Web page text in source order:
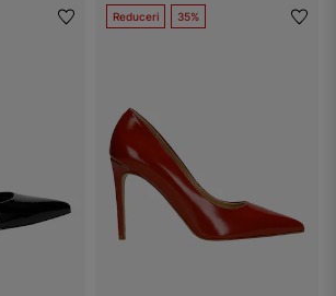
Reduceri 35%